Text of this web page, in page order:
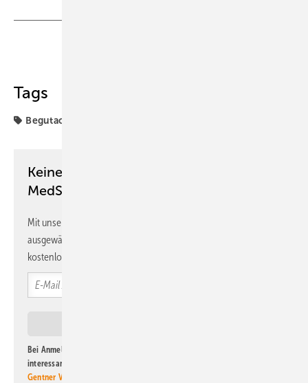
Tags
Begutachtung
Keine Zeit? Kein Problem mit dem
MedSach Newsletter!
Mit unserem Newsletter erhalten Sie regelmäßig von uns
ausgewählte Informationen und Neuigkeiten, gebündelt und
kostenlos direkt ins Postfach.
Bei Anmeldung zu diesem Newsletter bin ich damit einverstanden, über
interessante Verlags- und Online-Angebote
Gentner Verlag GmbH & Co. KG